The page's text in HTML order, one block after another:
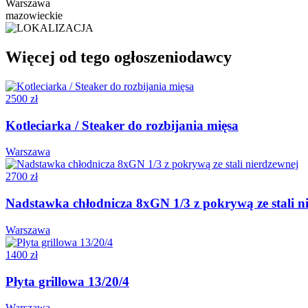
Warszawa
mazowieckie
Więcej od tego ogłoszeniodawcy
2500 zł
Kotleciarka / Steaker do rozbijania mięsa
Warszawa
2700 zł
Nadstawka chłodnicza 8xGN 1/3 z pokrywą ze stali
Warszawa
1400 zł
Płyta grillowa 13/20/4